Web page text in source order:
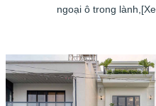
ngoại ô trong